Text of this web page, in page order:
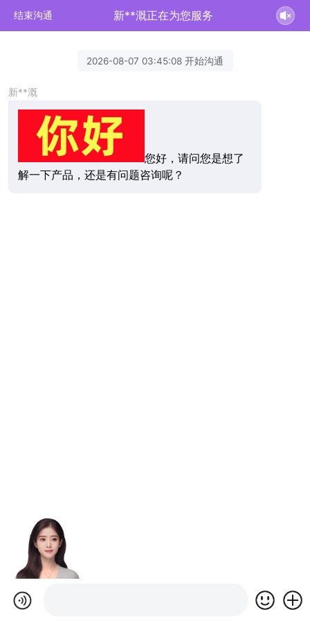
结束沟通 新**溉正在为您服务
2026-08-07 03:45:08 开始沟通
新**溉
您好，请问您是想了
解一下产品，还是有问题咨询呢？